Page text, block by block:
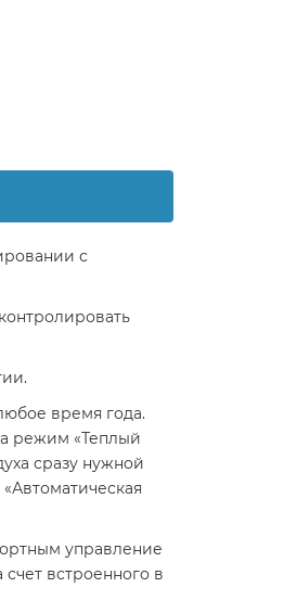
с
время года.
режим «Теплый
сразу нужной
управление
встроенного в